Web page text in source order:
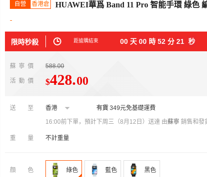
自營 香港倉 HUAWEI華爲 Band 11 Pro 智能手環 綠色
-
限時秒殺 距搶購結束 00 天 00 時 52 分 20 秒
蘇寧價 588.00
活動價 $428.00
送至 香港 有貨 349元免基礎運費
16:00前下單，預計下周三（8月12日）送達 由蘇寧 銷售和發
重量 不計重量
顔色 綠色 藍色 黑色